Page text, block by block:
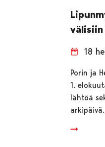
18
Porin ja
1.
lähtöä
arkipäivä.